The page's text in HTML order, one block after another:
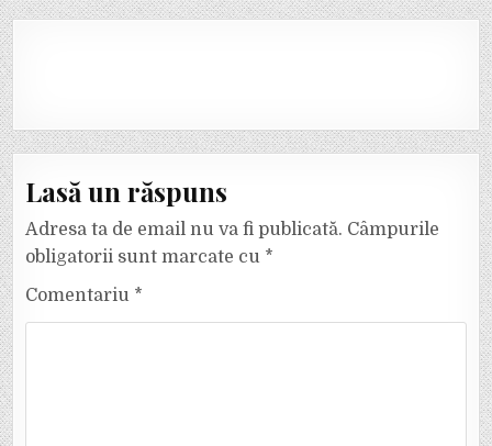
Lasă un răspuns
Adresa ta de email nu va fi publicată. Câmpurile
obligatorii sunt marcate cu *
Comentariu *